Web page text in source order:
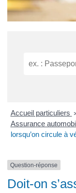
Accueil particuliers
Assurance
lorsqu’on circule à
Question-réponse
Doit-on